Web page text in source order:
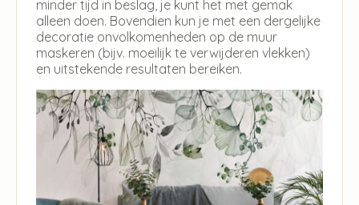
minder tijd in beslag, je kunt het met gemak
alleen doen. Bovendien kun je met een dergelijke
decoratie onvolkomenheden op de muur
maskeren (bijv. moeilijk te verwijderen vlekken)
en uitstekende resultaten bereiken.